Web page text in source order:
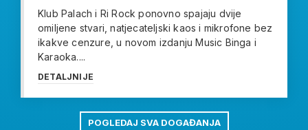
Klub Palach i Ri Rock ponovno spajaju dvije
omiljene stvari, natjecateljski kaos i mikrofone bez
ikakve cenzure, u novom izdanju Music Binga i
Karaoka....
DETALJNIJE
POGLEDAJ SVA DOGAĐANJA